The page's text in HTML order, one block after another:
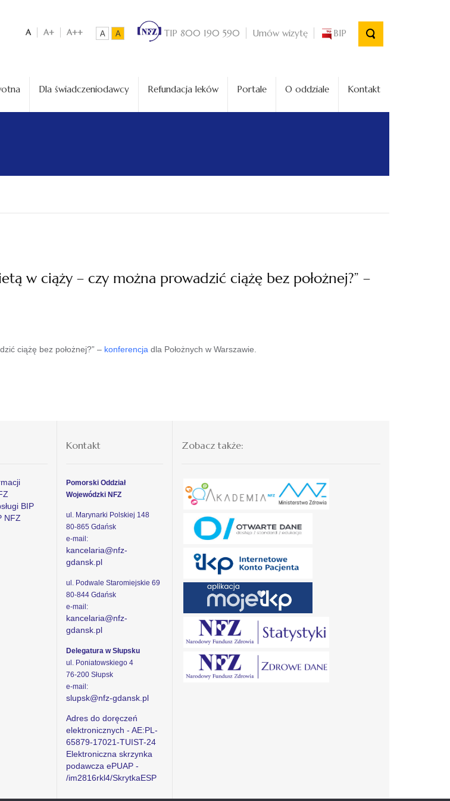
A A+ A++ A A TIP 800 190 590 Umów wizytę BIP
Dla świadczeniodawcy Refundacja leków Portale O oddziale Kontakt
w ciąży – czy można prowadzić ciążę bez położnej?” –
ciążę bez położnej?” – konferencja dla Położnych w Warszawie.
BIP
NFZ
Kontakt
Pomorski Oddział
Wojewódzki NFZ
ul. Marynarki Polskiej 148
80-865 Gdańsk
e-mail:
kancelaria@nfz-
gdansk.pl
ul. Podwale Staromiejskie 69
80-844 Gdańsk
e-mail:
kancelaria@nfz-
gdansk.pl
Delegatura w Słupsku
ul. Poniatowskiego 4
76-200 Słupsk
e-mail:
slupsk@nfz-gdansk.pl
Adres do doręczeń
elektronicznych - AE:PL-
65879-17021-TUIST-24
Elektroniczna skrzynka
podawcza ePUAP -
/im2816rkl4/SkrytkaESP
Zobacz także: